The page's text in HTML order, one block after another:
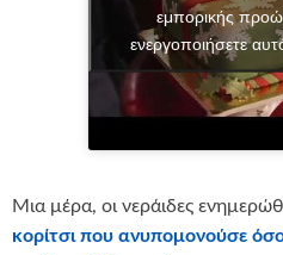
εμπορικής
ενεργοποιήσετε
Μια μέρα, οι νεράιδες
κορίτσι που ανυπομονούσε